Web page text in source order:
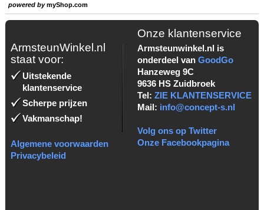
powered bymyShop.com
ArmsteunWinkel.nl
staat voor:
Uitstekende
klantenservice
Scherpe prijzen
Vakmanschap!
Algemene voorwaarden
Privacybeleid
Onze klantenservice
Armsteunwinkel.nl is
onderdeel van GoodGo
Hanzeweg 9C
9636 HS Zuidbroek
Tel: ZIE KLANTENSERVICE
Mail: info@concept-s.nl
Volg ons op Twitter
Onze Facebookpagina